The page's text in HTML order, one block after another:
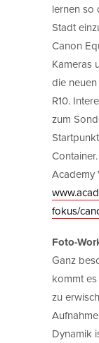
lernen so
Stadt
Canon
Kameras
die
R10.
zum
Academy
fokus/
Foto-
Ganz
kommt
zu
Dynamik